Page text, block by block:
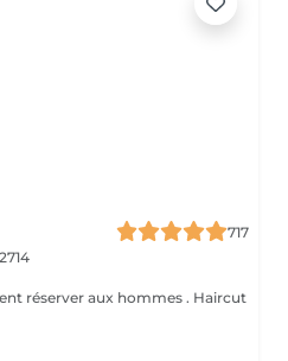
717
réserver aux hommes . Haircut